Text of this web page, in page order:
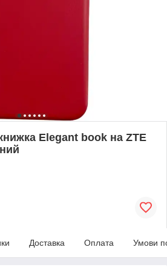
Elegant book на ZTE
Доставка Оплата Умови